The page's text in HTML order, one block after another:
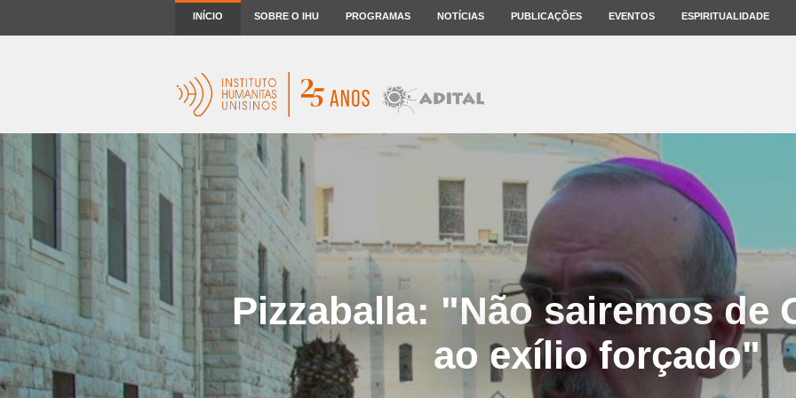
INÍCIO SOBRE O IHU PROGRAMAS NOTÍCIAS PUBLICAÇÕES EVENTOS ESPIRITUALIDADE
Pizzaballa: "Não sairemos de
ao exílio forçado"